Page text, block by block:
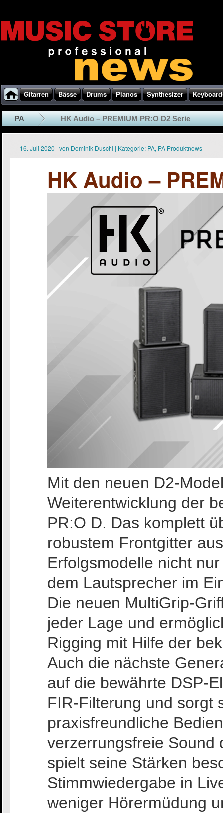
Gitarren Bässe Drums Pianos Synthesizer
PA HK Audio – PREMIUM PR:O D2 Serie
16. Juli 2020 | von Dominik Duschl | Kategorie: PA, PA Produktnews
HK Audio –
Mit den neuen D2-
Weiterentwicklung der
PR:O D. Das komplett
robustem Frontgitter
Erfolgsmodelle nicht
dem Lautsprecher im
Die neuen MultiGrip-
jeder Lage und
Rigging mit Hilfe der
Auch die nächste
auf die bewährte DSP-
FIR-Filterung und sorgt
praxisfreundliche
verzerrungsfreie Sound
spielt seine Stärken
Stimmwiedergabe in
weniger Hörermüdung